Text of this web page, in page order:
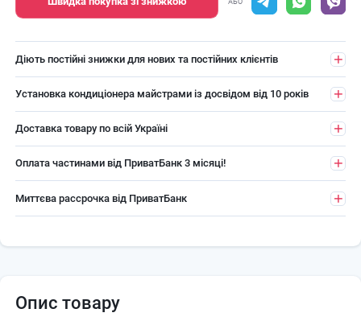
Діють постійні знижки для нових та постійних клієнтів
Установка кондиціонера майстрами із досвідом від 10 років
Доставка товару по всій Україні
Оплата частинами від ПриватБанк 3 місяці!
Миттєва рассрочка від ПриватБанк
Опис товару